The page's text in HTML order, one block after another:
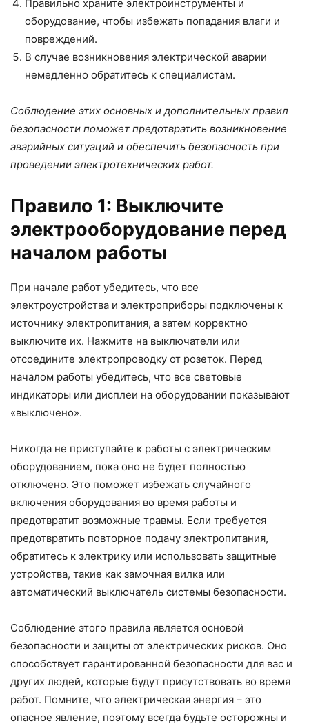
Правильно храните электроинструменты и
оборудование, чтобы избежать попадания влаги и
повреждений.
В случае возникновения электрической аварии
немедленно обратитесь к специалистам.
Соблюдение этих основных и дополнительных правил
безопасности поможет предотвратить возникновение
аварийных ситуаций и обеспечить безопасность при
проведении электротехнических работ.
Правило 1: Выключите
электрооборудование перед
началом работы
При начале работ убедитесь, что все
электроустройства и электроприборы подключены к
источнику электропитания, а затем корректно
выключите их. Нажмите на выключатели или
отсоедините электропроводку от розеток. Перед
началом работы убедитесь, что все световые
индикаторы или дисплеи на оборудовании показывают
«выключено».
Никогда не приступайте к работы с электрическим
оборудованием, пока оно не будет полностью
отключено. Это поможет избежать случайного
включения оборудования во время работы и
предотвратит возможные травмы. Если требуется
предотвратить повторное подачу электропитания,
обратитесь к электрику или использовать защитные
устройства, такие как замочная вилка или
автоматический выключатель системы безопасности.
Соблюдение этого правила является основой
безопасности и защиты от электрических рисков. Оно
способствует гарантированной безопасности для вас и
других людей, которые будут присутствовать во время
работ. Помните, что электрическая энергия – это
опасное явление, поэтому всегда будьте осторожны и